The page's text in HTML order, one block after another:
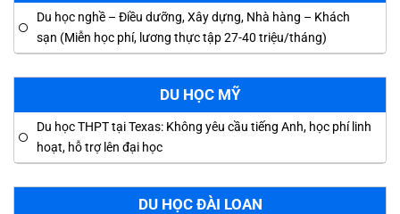
Du học nghề – Điều dưỡng, Xây dựng, Nhà hàng – Khách
sạn (Miễn học phí, lương thực tập 27-40 triệu/tháng)
DU HỌC MỸ
Du học THPT tại Texas: Không yêu cầu tiếng Anh, học phí linh
hoạt, hỗ trợ lên đại học
DU HỌC ĐÀI LOAN